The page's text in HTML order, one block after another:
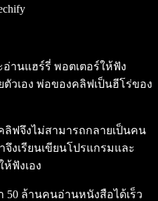
านแฮร์รี่ พอตเตอร์ให้ฟัง
ตัวเอง พ่อของคลิฟเป็นฮีโร่ของ
ลิฟจึงไม่สามารถกลายเป็นคน
จึงเรียนเขียนโปรแกรมและ
ห้ฟังเอง
50 ล้านคนอ่านหนังสือได้เร็ว